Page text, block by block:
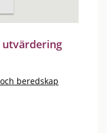
utvärdering
beredskap